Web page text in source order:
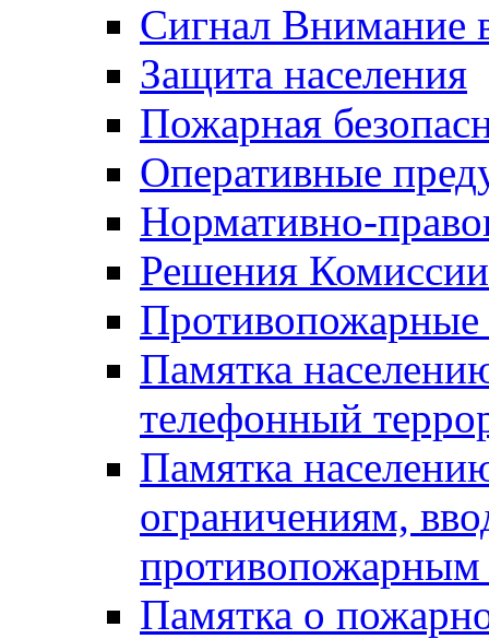
Сигнал Внимание
Защита населения
Пожарная
Оперативные
Нормативно-
Решения
Противопожарные
Памятка
телефонный
Памятка
ограничениям,
Памятка о